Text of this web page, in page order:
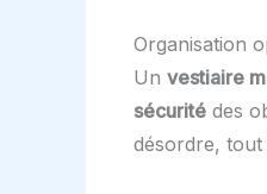
Organisation
Un vestiaire
sécurité des
désordre, tout